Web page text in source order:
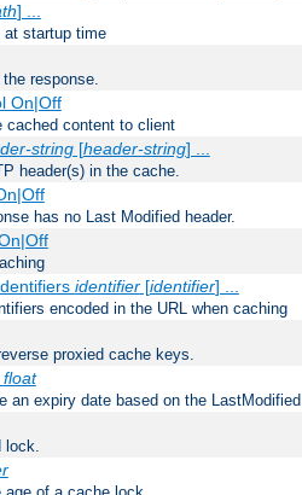
] ...
at startup time
response.
On|Off
cached content to client
string[header-string] ...
header(s) in the cache.
has no Last Modified header.
identifier[identifier] ...
encoded in the URL when caching
proxied cache keys.
float
an expiry date based on the
lock.